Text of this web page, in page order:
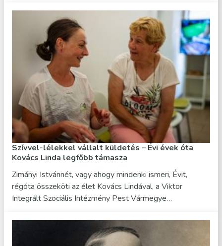
Szívvel-lélekkel vállalt küldetés – Évi évek óta
Kovács Linda legfőbb támasza
Zimányi Istvánnét, vagy ahogy mindenki ismeri, Évit,
régóta összeköti az élet Kovács Lindával, a Viktor
Integrált Szociális Intézmény Pest Vármegye…